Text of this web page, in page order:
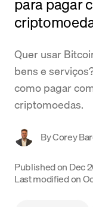
Trade
Learn
Support
Language
para pagar
Quer usar
bens e
como pagar
criptomoedas.
ByCorey
Published on Dec
Last modified on